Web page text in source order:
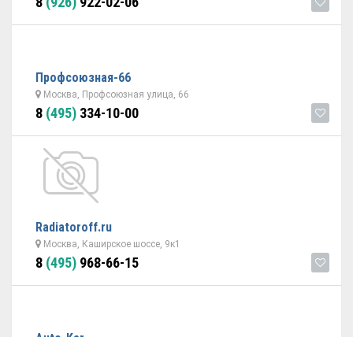
Профсоюзная-66
Москва, Профсоюзная улица, 66
8 (495) 334-10-00
Radiatoroff.ru
Москва, Каширское шоссе, 9к1
8 (495) 968-66-15